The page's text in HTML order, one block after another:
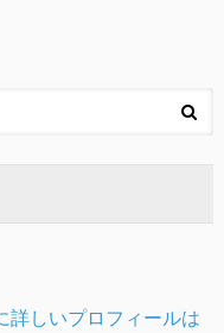
詳しいプロフィールは